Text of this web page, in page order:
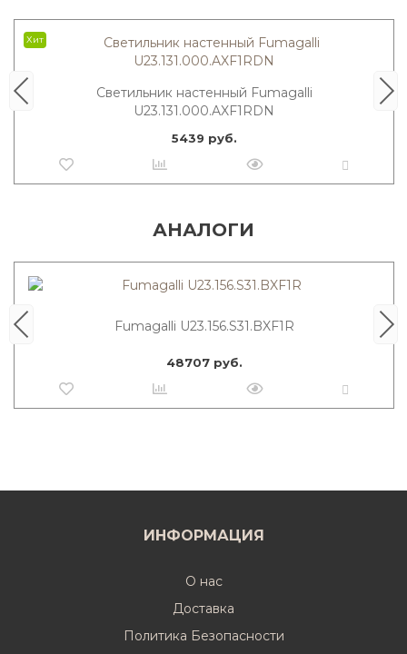
Хит
Светильник настенный Fumagalli
U23.131.000.AXF1RDN
5439 руб.
АНАЛОГИ
Fumagalli U23.156.S31.BXF1R
48707 руб.
ИНФОРМАЦИЯ
О нас
Доставка
Политика Безопасности